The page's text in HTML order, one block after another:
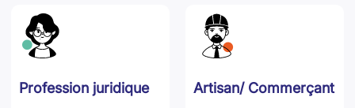
Profession juridique Artisan/ Commerçant